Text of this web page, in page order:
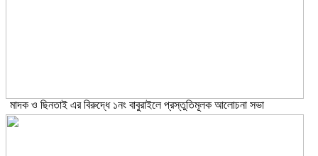
মাদক ও ছিনতাই এর বিরুদ্ধে ১নং বাবুরাইলে প্রস্তুতিমূলক আলোচনা সভা